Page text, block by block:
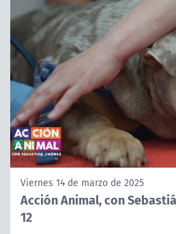
Viernes 14 de marzo de 2025
Acción Animal, con
12